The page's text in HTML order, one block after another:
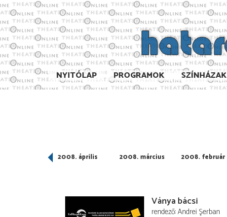
NYITÓLAP PROGRAMOK SZÍNHÁZAK
2008. április 2008. március 2008. február
Ványa bácsi
rendező Andrei Şerban